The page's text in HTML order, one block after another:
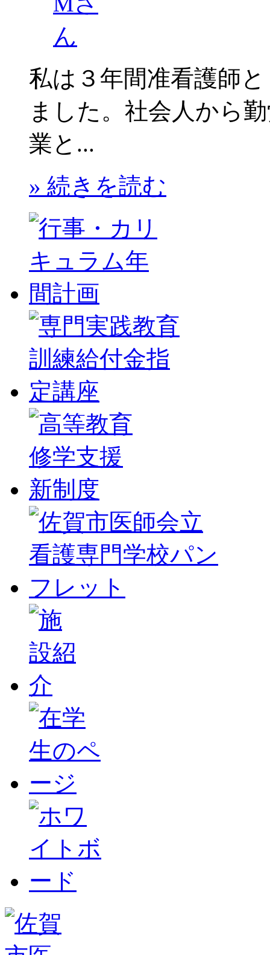
私は３年間准看護師
ました。社会人から
業と...
» 続きを読む